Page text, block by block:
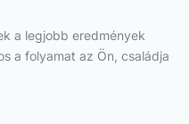
a legjobb eredmények
a folyamat az Ön, családja